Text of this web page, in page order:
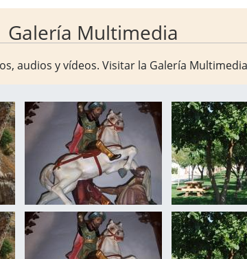
Galería Multimedia
audios y vídeos. Visitar la Galería Multimedia